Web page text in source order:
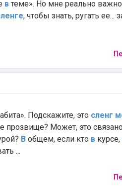
в теме». Но мне реально важно
, чтобы знать, ругать ее...
Подскажите, это сленг
прозвище? Может, это связано
В общем, если кто в курсе,
...